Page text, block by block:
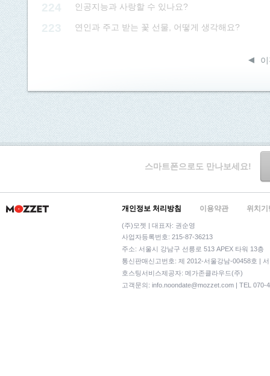
인공지능과 사랑할 수 있나요?
연인과 주고 받는 꽃 선물, 어떻게 생각해요?
스마트폰으로도 만나보세요!
개인정보 처리방침 이용약관 위치
(주)모젯 | 대표자: 권순영
사업자등록번호: 215-87-36213
주소: 서울시 강남구 선릉로 513 APEX 타워 13층
통신판매신고번호: 제 2012-서울강남-00458호 |
호스팅서비스제공자: 메가존클라우드(주)
고객문의: info.noondate@mozzet.com | TEL 070-